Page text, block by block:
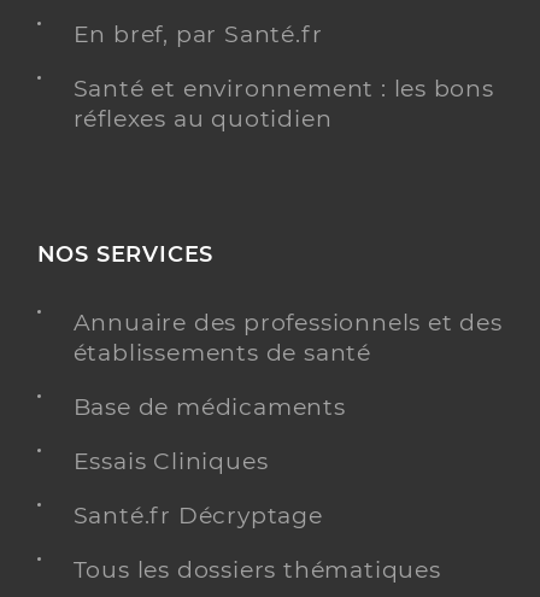
En bref, par Santé.fr
Santé et environnement : les bons
réflexes au quotidien
NOS SERVICES
Annuaire des professionnels et des
établissements de santé
Base de médicaments
Essais Cliniques
Santé.fr Décryptage
Tous les dossiers thématiques